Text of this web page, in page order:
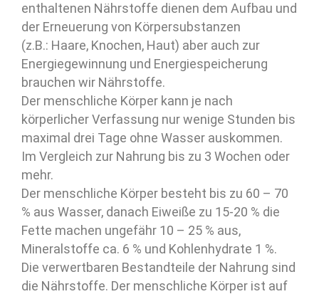
enthaltenen Nährstoffe dienen dem Aufbau und
der Erneuerung von Körpersubstanzen
(z.B.: Haare, Knochen, Haut) aber auch zur
Energiegewinnung und Energiespeicherung
brauchen wir Nährstoffe.
Der menschliche Körper kann je nach
körperlicher Verfassung nur wenige Stunden bis
maximal drei Tage ohne Wasser auskommen.
Im Vergleich zur Nahrung bis zu 3 Wochen oder
mehr.
Der menschliche Körper besteht bis zu 60 – 70
% aus Wasser, danach Eiweiße zu 15-20 % die
Fette machen ungefähr 10 – 25 % aus,
Mineralstoffe ca. 6 % und Kohlenhydrate 1 %.
Die verwertbaren Bestandteile der Nahrung sind
die Nährstoffe. Der menschliche Körper ist auf